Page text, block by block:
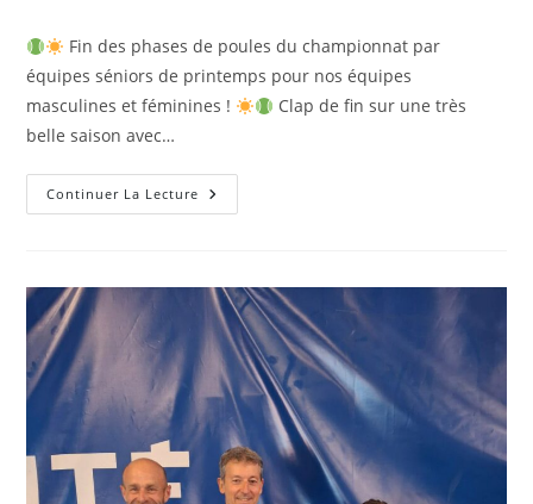
la
publication :
Fin des phases de poules du championnat par
équipes séniors de printemps pour nos équipes
masculines et féminines !
Clap de fin sur une très
belle saison avec…
Continuer La Lecture Fin
Des
Équipes
Séniors
De
Printemps